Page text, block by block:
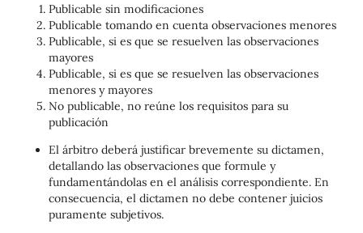
Publicable sin modificaciones
Publicable tomando en cuenta observaciones menores
Publicable, si es que se resuelven las observaciones
mayores
Publicable, si es que se resuelven las observaciones
menores y mayores
No publicable, no reúne los requisitos para su
publicación
El árbitro deberá justificar brevemente su dictamen,
detallando las observaciones que formule y
fundamentándolas en el análisis correspondiente. En
consecuencia, el dictamen no debe contener juicios
puramente subjetivos.